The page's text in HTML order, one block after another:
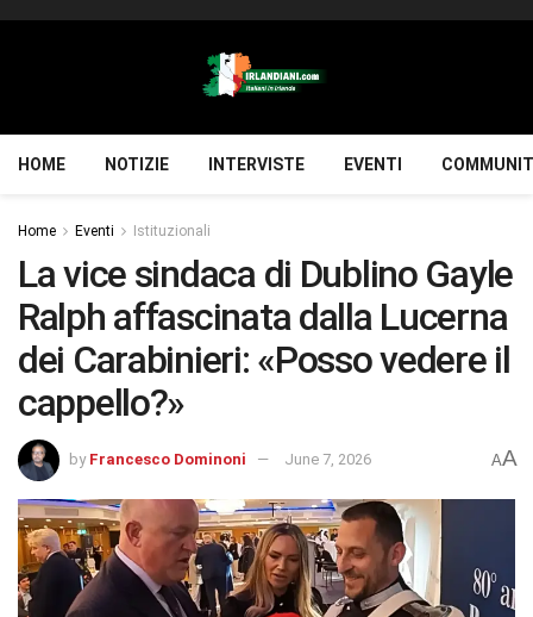
HOME NOTIZIE INTERVISTE EVENTI
Home Eventi Istituzionali
La vice sindaca di Dublino Gayle
Ralph affascinata dalla Lucerna
dei Carabinieri: «Posso vedere il
cappello?»
by Francesco Dominoni June 7, 2026 AA